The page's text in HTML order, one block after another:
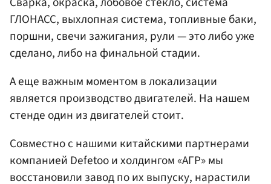
ГЛОНАСС, выхлопная система, топливные баки,
поршни, свечи зажигания, рули — это либо уже
сделано, либо на финальной стадии.
А еще важным моментом в локализации
является производство двигателей. На нашем
стенде один из двигателей стоит.
Совместно с нашими китайскими партнерами
компанией Defetoo и холдингом «АГР» мы
восстановили завод по их выпуску, нарастили